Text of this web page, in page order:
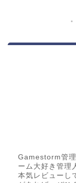
Gamestorm管
ーム大好き管理
本気レビューし